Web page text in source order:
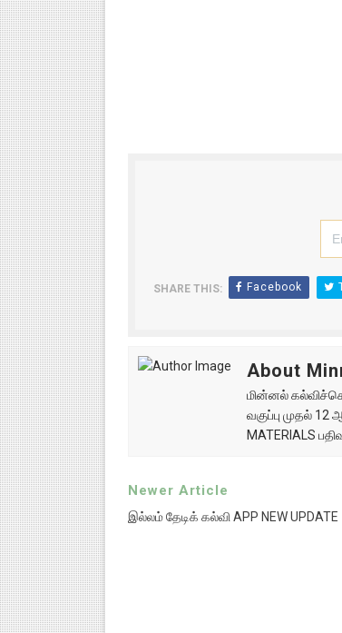
SHARE THIS: Facebook
About
மின்னல்
வகுப்பு முதல்
MATERIALS
Newer Article
இல்லம் தேடிக் கல்வி APP NEW UPDATE